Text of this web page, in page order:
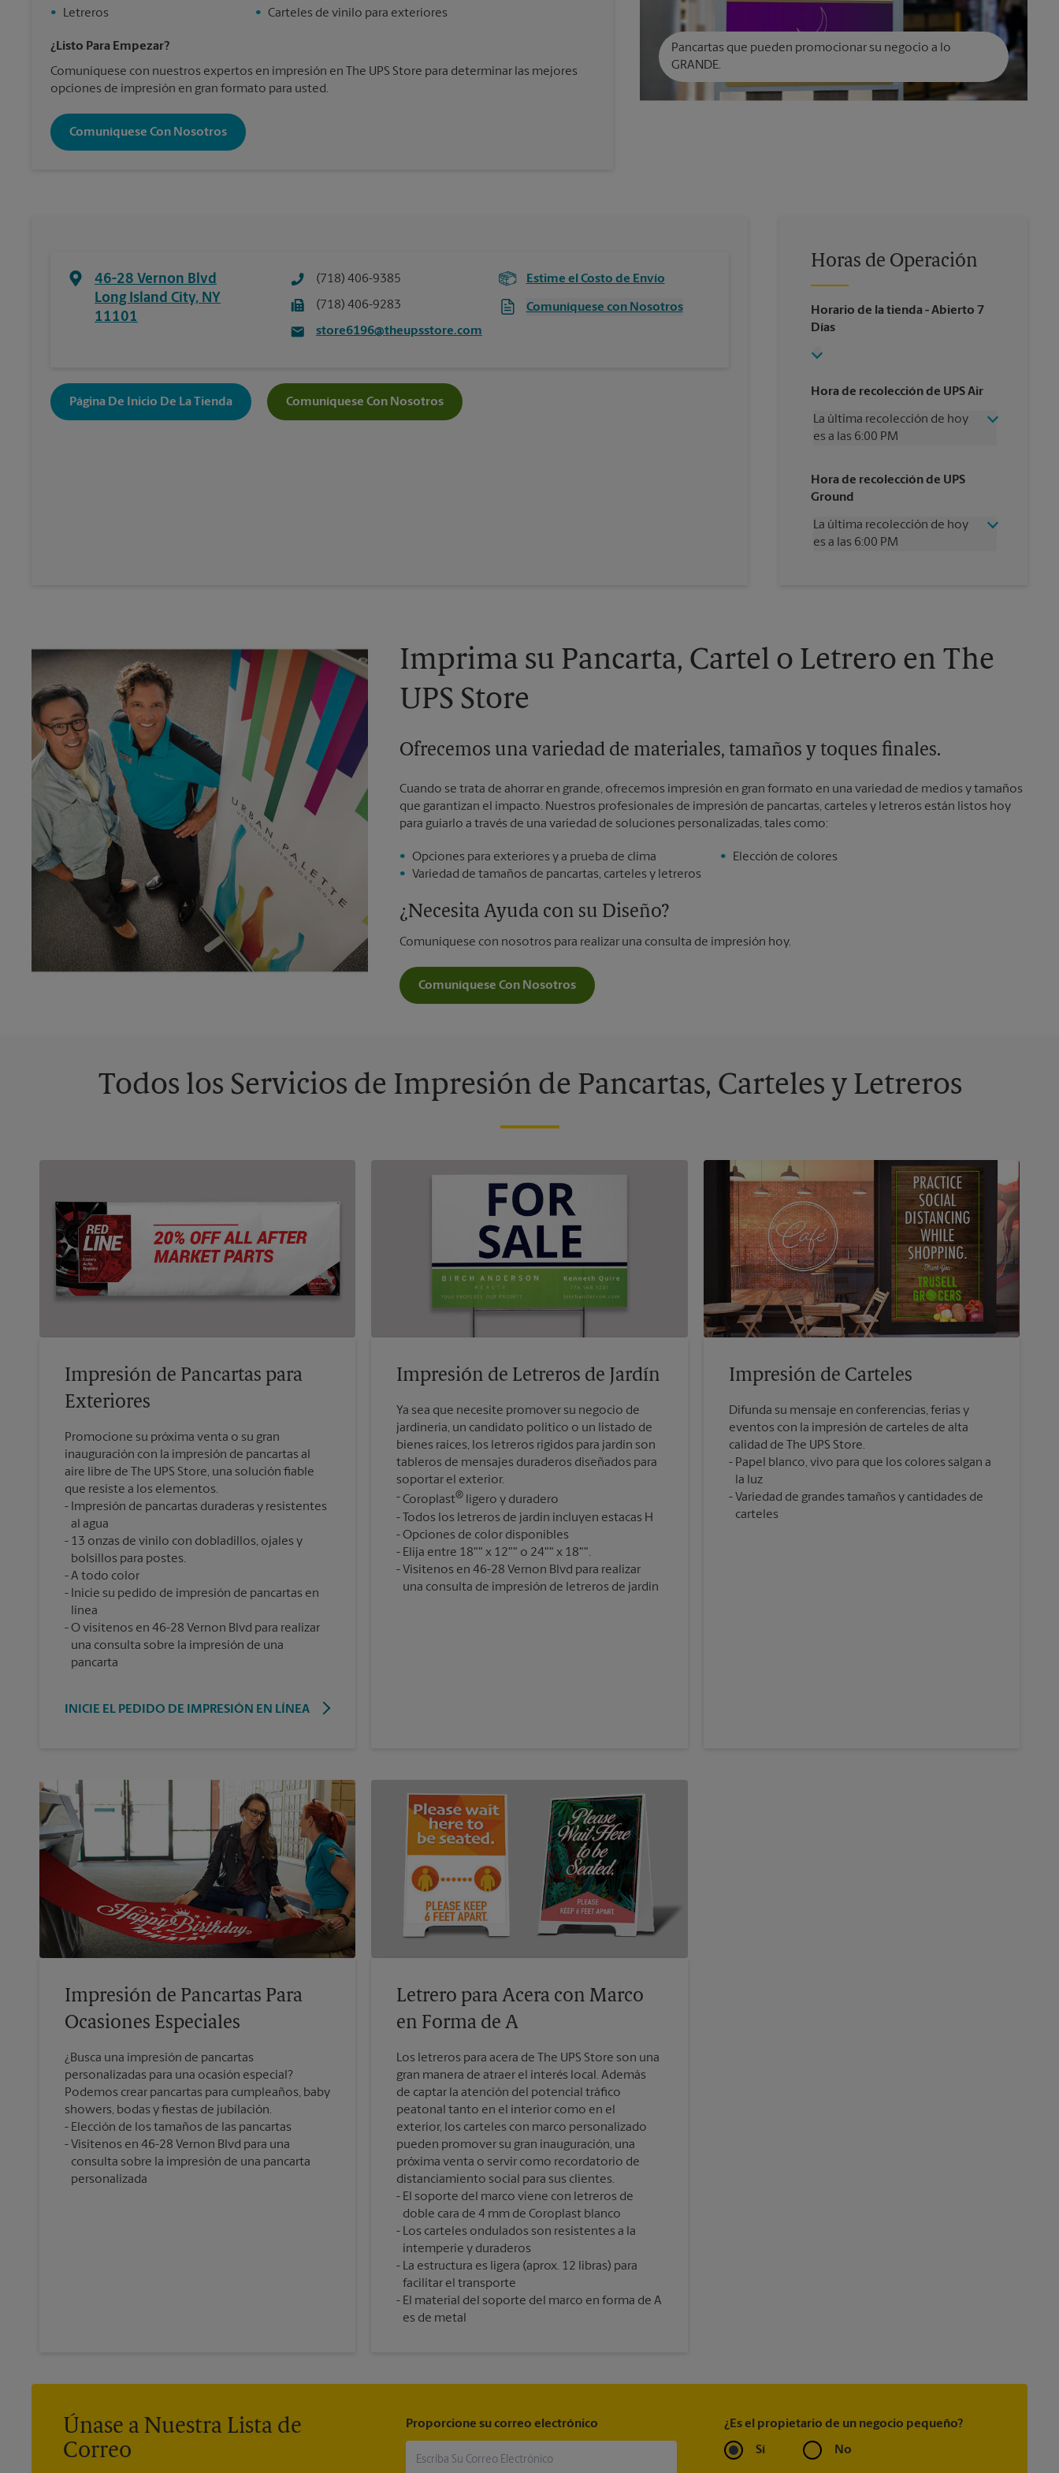
•
Letreros
• Carteles de vinilo para exteriores
¿Listo Para Empezar?
Comuníquese con nuestros expertos en impresión en The UPS Store para determinar las mejores
opciones de impresión en gran formato para usted.
Comuníquese Con Nosotros
Pancartas que pueden promocionar su negocio a lo
GRANDE.
46-28 Vernon Blvd
Long Island City, NY
11101
(718) 406-9385
(718) 406-9283
store6196@theupsstore.com
Estime el Costo de Envío
Comuníquese con Nosotros
Página De Inicio De La Tienda Comuníquese Con Nosotros
Horas de Operación
Horario de la tienda - Abierto 7
Días
Hora de recolección de UPS Air
La última recolección de hoy
es a las 6:00 PM
Jueves
6:00 PM
Viernes
Sábado
2:00 PM
Domingo
Sin Recolección
Hora de recolección de UPS
Ground
La última recolección de hoy
es a las 6:00 PM
Sin Recolección
Lunes
6:00 PM
Imprima su Pancarta, Cartel o Letrero en The
UPS Store
Ofrecemos una variedad de materiales, tamaños y toques finales.
Cuando se trata de ahorrar en grande, ofrecemos impresión en gran formato en una variedad de medios y tamaños
que garantizan el impacto. Nuestros profesionales de impresión de pancartas, carteles y letreros están listos hoy
para guiarlo a través de una variedad de soluciones personalizadas, tales como:
Opciones para exteriores y a prueba de clima
Variedad de tamaños de pancartas, carteles y letreros
Elección de colores
¿Necesita Ayuda con su Diseño?
Comuníquese con nosotros para realizar una consulta de impresión hoy.
Comuníquese Con Nosotros
Todos los Servicios de Impresión de Pancartas, Carteles y Letreros
Impresión de Pancartas para
Exteriores
Promocione su próxima venta o su gran
inauguración con la impresión de pancartas al
aire libre de The UPS Store, una solución fiable
que resiste a los elementos.
Impresión de pancartas duraderas y resistentes
al agua
13 onzas de vinilo con dobladillos, ojales y
bolsillos para postes.
A todo color
Inicie su pedido de impresión de pancartas en
línea
O visítenos en 46-28 Vernon Blvd para realizar
una consulta sobre la impresión de una
pancarta
INICIE EL PEDIDO DE IMPRESIÓN EN LÍNEA
Impresión de Letreros de Jardín
Ya sea que necesite promover su negocio de
jardinería, un candidato político o un listado de
bienes raíces, los letreros rígidos para jardín son
tableros de mensajes duraderos diseñados para
soportar el exterior.
Coroplast® ligero y duradero
Todos los letreros de jardín incluyen estacas H
Opciones de color disponibles
Elija entre 18"" x 12"" o 24"" x 18"".
Visítenos en 46-28 Vernon Blvd para realizar
una consulta de impresión de letreros de jardín
Impresión de Carteles
Difunda su mensaje en conferencias, ferias y
eventos con la impresión de carteles de alta
calidad de The UPS Store.
Papel blanco, vivo para que los colores salgan a
la luz
Variedad de grandes tamaños y cantidades de
carteles
Impresión de Pancartas Para
Ocasiones Especiales
¿Busca una impresión de pancartas
personalizadas para una ocasión especial?
Podemos crear pancartas para cumpleaños, baby
showers, bodas y fiestas de jubilación.
Elección de los tamaños de las pancartas
Visítenos en 46-28 Vernon Blvd para una
consulta sobre la impresión de una pancarta
personalizada
Letrero para Acera con Marco
en Forma de A
Los letreros para acera de The UPS Store son una
gran manera de atraer el interés local. Además
de captar la atención del potencial tráfico
peatonal tanto en el interior como en el
exterior, los carteles con marco personalizado
pueden promover su gran inauguración, una
próxima venta o servir como recordatorio de
distanciamiento social para sus clientes.
El soporte del marco viene con letreros de
doble cara de 4 mm de Coroplast blanco
Los carteles ondulados son resistentes a la
intemperie y duraderos
La estructura es ligera (aprox. 12 libras) para
facilitar el transporte
El material del soporte del marco en forma de A
es de metal
Únase a Nuestra Lista de
Correo
Proporcione su correo electrónico ¿Es el propietario de un negocio pequeño?
Sí No